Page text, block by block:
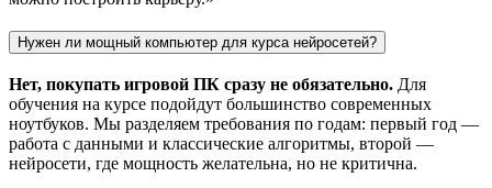
Нужен ли мощный компьютер для курса нейросетей?
Нет, покупать игровой ПК сразу не обязательно. Для
обучения на курсе подойдут большинство современных
ноутбуков. Мы разделяем требования по годам: первый год —
работа с данными и классические алгоритмы, второй —
нейросети, где мощность желательна, но не критична.